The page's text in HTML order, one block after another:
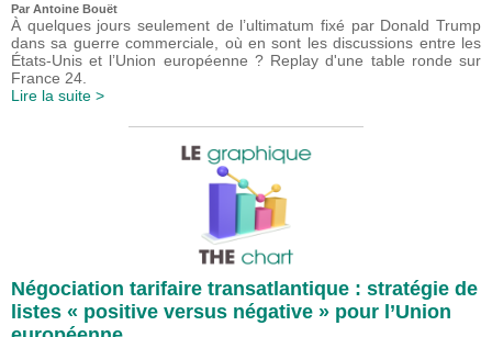
Par Antoine Bouët
À quelques jours seulement de l’ultimatum fixé par Donald Trump
dans sa guerre commerciale, où en sont les discussions entre les
États-Unis et l’Union européenne ? Replay d'une table ronde sur
France 24.
Lire la suite >
Négociation tarifaire transatlantique : stratégie de
listes « positive versus négative » pour l’Union